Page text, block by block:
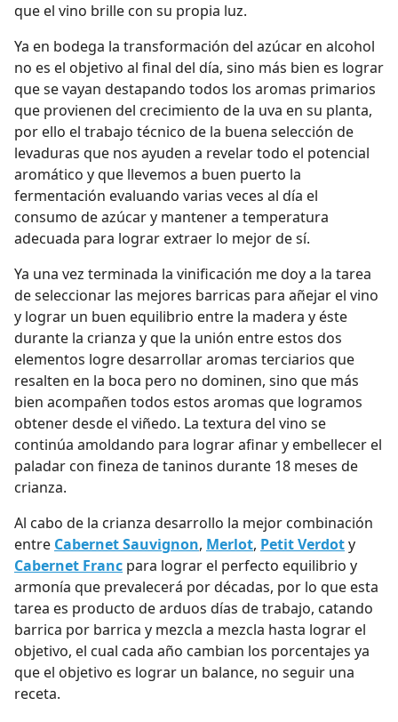
que el vino brille con su propia luz.
Ya en bodega la transformación del azúcar en alcohol
no es el objetivo al final del día, sino más bien es lograr
que se vayan destapando todos los aromas primarios
que provienen del crecimiento de la uva en su planta,
por ello el trabajo técnico de la buena selección de
levaduras que nos ayuden a revelar todo el potencial
aromático y que llevemos a buen puerto la
fermentación evaluando varias veces al día el
consumo de azúcar y mantener a temperatura
adecuada para lograr extraer lo mejor de sí.
Ya una vez terminada la vinificación me doy a la tarea
de seleccionar las mejores barricas para añejar el vino
y lograr un buen equilibrio entre la madera y éste
durante la crianza y que la unión entre estos dos
elementos logre desarrollar aromas terciarios que
resalten en la boca pero no dominen, sino que más
bien acompañen todos estos aromas que logramos
obtener desde el viñedo. La textura del vino se
continúa amoldando para lograr afinar y embellecer el
paladar con fineza de taninos durante 18 meses de
crianza.
Al cabo de la crianza desarrollo la mejor combinación
entre Cabernet Sauvignon, Merlot, Petit Verdoty
Cabernet Franc para lograr el perfecto equilibrio y
armonía que prevalecerá por décadas, por lo que esta
tarea es producto de arduos días de trabajo, catando
barrica por barrica y mezcla a mezcla hasta lograr el
objetivo, el cual cada año cambian los porcentajes ya
que el objetivo es lograr un balance, no seguir una
receta.